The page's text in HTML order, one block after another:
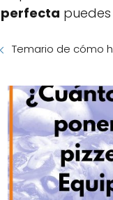
perfecta
Temario de cómo